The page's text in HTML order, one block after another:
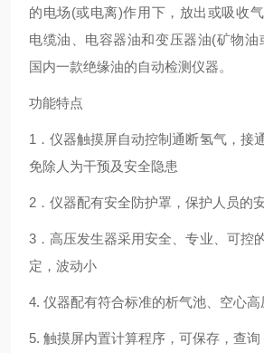
的电场(或电离)作用下，放出或吸收
电缆油、电容器油和变压器油(矿物油
国内一款绝缘油的自动检测仪器。
功能特点
1 ．仪器触摸屏自动控制通断氢气，接
免除人为干预及安全隐患
2 ．仪器配有安全防护罩，保护人员的
3 ．高压发生器采用安全、专业、可控
定，波动小
4. 仪器配有符合标准的析气池、空心
5. 触摸屏内置计算程序，可保存，查询